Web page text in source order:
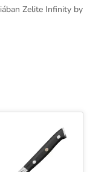
Zelite Infinity by